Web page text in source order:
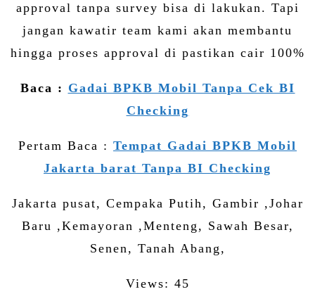
approval tanpa survey bisa di lakukan. Tapi
jangan kawatir team kami akan membantu
hingga proses approval di pastikan cair 100%
Baca : Gadai BPKB Mobil Tanpa Cek BI
Checking
Pertam Baca : Tempat Gadai BPKB Mobil
Jakarta barat Tanpa BI Checking
Jakarta pusat, Cempaka Putih, Gambir ,Johar
Baru ,Kemayoran ,Menteng, Sawah Besar,
Senen, Tanah Abang,
Views: 45